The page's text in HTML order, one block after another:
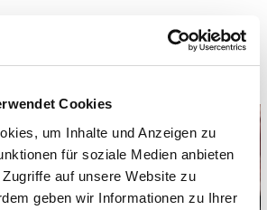
Cookies
um Inhalte und Anzeigen zu
für soziale Medien anbieten
auf unsere Website zu
geben wir Informationen zu Ihrer